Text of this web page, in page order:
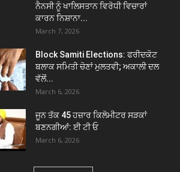
ਨੈਨਸੀ ਨੂੰ ਖਾਲਿਸਤਾਨ ਵਿਰੋਧੀ ਵਿਚਾਰਾਂ
ਕਾਰਨ ਨਿਸ਼ਾਨਾ...
March 7, 2026
Block Samiti Elections: ਫਰੀਦਕੋਟ
ਬਲਾਕ ਸਮਿਤੀ ਚੋਣਾਂ ਮੁਲਤਵੀ; ਅਕਾਲੀ ਦਲ
ਵੱਲੋਂ...
March 6, 2026
ਜੂਨ ਤੱਕ 45 ਹਜ਼ਾਰ ਕਿਲੋਮੀਟਰ ਸੜਕਾਂ
ਬਣਨਗੀਆਂ: ਈ ਟੀ ਓ
March 6, 2026